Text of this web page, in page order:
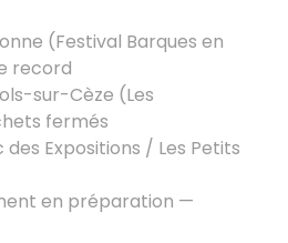
(Festival Barques en
record
sur-Cèze (Les
fermés
Expositions / Les Petits
en préparation —